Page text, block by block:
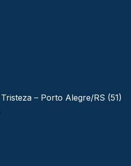
Tristeza – Porto Alegre/RS (51)